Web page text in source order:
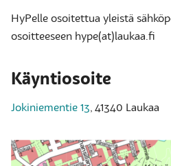
HyPelle osoitettua yleistä
osoitteeseen hype(at)laukaa.fi
Käyntiosoite
Jokiniementie 13, 41340 Laukaa